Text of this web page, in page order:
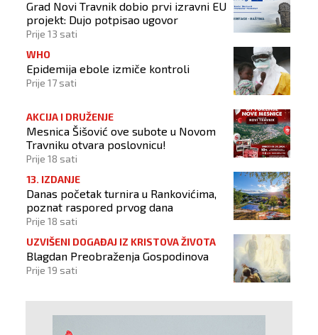
Grad Novi Travnik dobio prvi izravni EU
projekt: Dujo potpisao ugovor
Prije 13 sati
WHO
Epidemija ebole izmiče kontroli
Prije 17 sati
AKCIJA I DRUŽENJE
Mesnica Šišović ove subote u Novom
Travniku otvara poslovnicu!
Prije 18 sati
13. IZDANJE
Danas početak turnira u Rankovićima,
poznat raspored prvog dana
Prije 18 sati
UZVIŠENI DOGAĐAJ IZ KRISTOVA ŽIVOTA
Blagdan Preobraženja Gospodinova
Prije 19 sati